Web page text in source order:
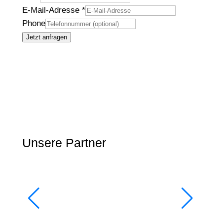
E-Mail-Adresse *
Phone
Jetzt anfragen
Unsere Partner